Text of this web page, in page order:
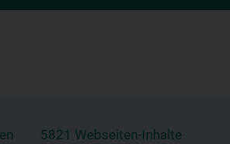
5821 Webseiten-Inhalte